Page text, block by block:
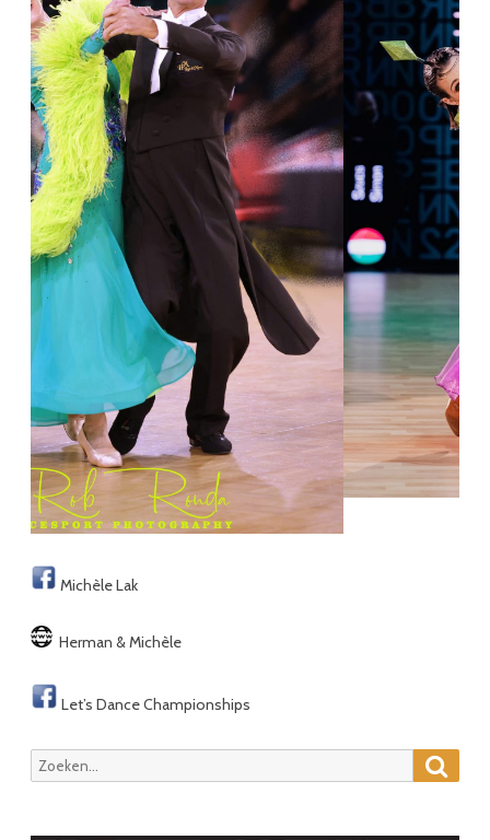
Michèle Lak
Herman & Michèle
Let’s Dance Championships
Zoeken
naar: